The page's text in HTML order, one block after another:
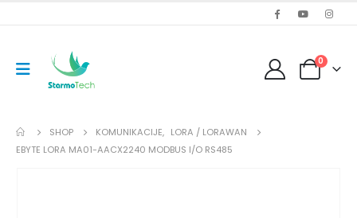
0
SHOP KOMUNIKACIJE, LORA / LORAWAN
EBYTE LORA MA01-AACX2240 MODBUS I/O RS485